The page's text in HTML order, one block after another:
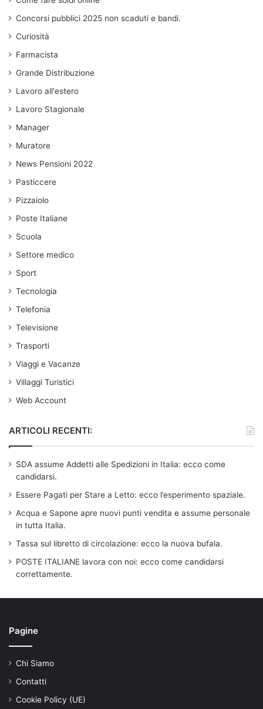
Concorsi pubblici 2025 non scaduti e bandi.
Curiosità
Farmacista
Grande Distribuzione
Lavoro all'estero
Lavoro Stagionale
Manager
Muratore
News Pensioni 2022
Pasticcere
Pizzaiolo
Poste Italiane
Scuola
Settore medico
Sport
Tecnologia
Telefonia
Televisione
Trasporti
Viaggi e Vacanze
Villaggi Turistici
Web Account
ARTICOLI RECENTI:
SDA assume Addetti alle Spedizioni in Italia: ecco come
candidarsi.
Essere Pagati per Stare a Letto: ecco l’esperimento spaziale.
Acqua e Sapone apre nuovi punti vendita e assume personale
in tutta Italia.
Tassa sul libretto di circolazione: ecco la nuova bufala.
POSTE ITALIANE lavora con noi: ecco come candidarsi
correttamente.
Pagine
Chi Siamo
Contatti
Cookie Policy (UE)